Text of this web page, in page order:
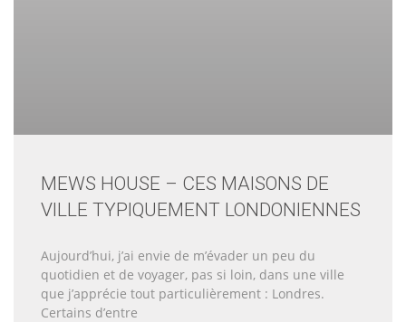
MEWS HOUSE – CES MAISONS DE
VILLE TYPIQUEMENT LONDONIENNES
Aujourd’hui, j’ai envie de m’évader un peu du
quotidien et de voyager, pas si loin, dans une ville
que j’apprécie tout particulièrement : Londres.
Certains d’entre